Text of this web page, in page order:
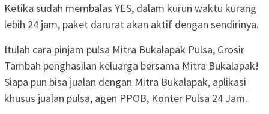
Ketika sudah membalas YES, dalam kurun waktu kurang
lebih 24 jam, paket darurat akan aktif dengan sendirinya.
Itulah cara pinjam pulsa Mitra Bukalapak Pulsa, Grosir
Tambah penghasilan keluarga bersama Mitra Bukalapak!
Siapa pun bisa jualan dengan Mitra Bukalapak, aplikasi
khusus jualan pulsa, agen PPOB, Konter Pulsa 24 Jam.